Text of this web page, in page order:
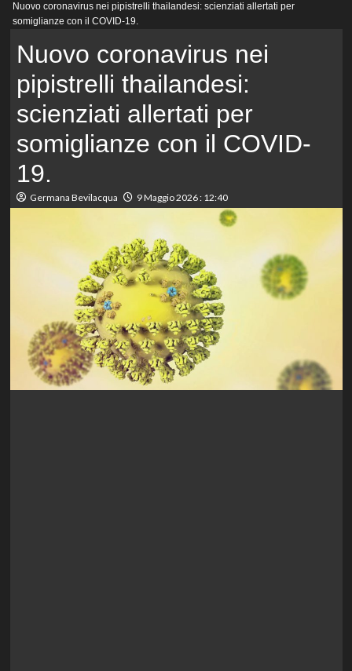
principale
Nuovo coronavirus nei pipistrelli thailandesi: scienziati allertati per
somiglianze con il COVID-19.
Nuovo coronavirus nei
pipistrelli thailandesi:
scienziati allertati per
somiglianze con il COVID-
19.
Germana Bevilacqua 9 Maggio 2026 : 12:40